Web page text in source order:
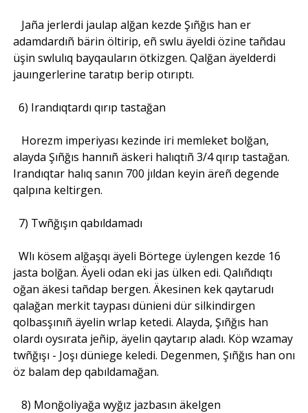
Jaña jerlerdi jaulap alğan kezde Şıñğıs han er
adamdardıñ bärin öltirip, eñ swlu äyeldi özine tañdau
üşin swlulıq bayqauların ötkizgen. Qalğan äyelderdi
jauıngerlerine taratıp berip otırıptı.
6) Irandıqtardı qırıp tastağan
Horezm imperiyası kezinde iri memleket bolğan,
alayda Şıñğıs hannıñ äskeri halıqtıñ 3/4 qırıp tastağan.
Irandıqtar halıq sanın 700 jıldan keyin äreñ degende
qalpına keltirgen.
7) Twñğışın qabıldamadı
Wlı kösem alğaşqı äyeli Börtege üylengen kezde 16
jasta bolğan. Äyeli odan eki jas ülken edi. Qalıñdıqtı
oğan äkesi tañdap bergen. Äkesinen kek qaytarudı
qalağan merkit taypası dünieni dür silkindirgen
qolbasşınıñ äyelin wrlap ketedi. Alayda, Şıñğıs han
olardı oysırata jeñip, äyelin qaytarıp aladı. Köp wzamay
twñğışı - Joşı düniege keledi. Degenmen, Şıñğıs han onı
öz balam dep qabıldamağan.
8) Monğoliyağa wyğız jazbasın äkelgen